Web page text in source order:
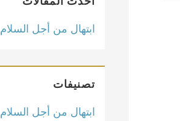
ابتهال من أجل السلام
تصنيفات
ابتهال من أجل السلام